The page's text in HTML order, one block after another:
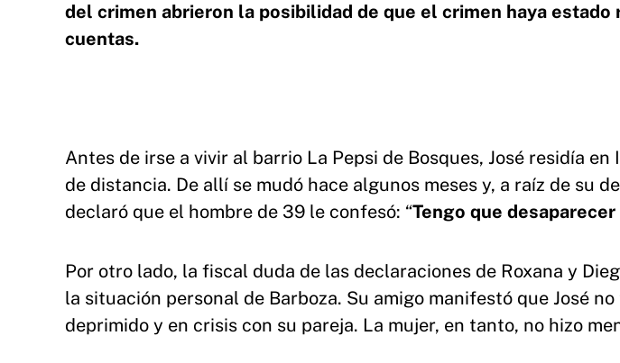
del crimen abrieron la posibilidad de que el crimen haya estado
cuentas.
Antes de irse a vivir al barrio La Pepsi de Bosques, José residía
de distancia. De allí se mudó hace algunos meses y, a raíz de su
declaró que el hombre de 39 le confesó: “Tengo que desaparecer
Por otro lado, la fiscal duda de las declaraciones de Roxana y
la situación personal de Barboza. Su amigo manifestó que José
deprimido y en crisis con su pareja. La mujer, en tanto, no hizo